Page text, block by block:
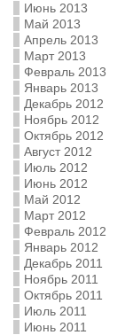
Июнь 2013
Май 2013
Апрель 2013
Март 2013
Февраль 2013
Январь 2013
Декабрь 2012
Ноябрь 2012
Октябрь 2012
Август 2012
Июль 2012
Июнь 2012
Май 2012
Март 2012
Февраль 2012
Январь 2012
Декабрь 2011
Ноябрь 2011
Октябрь 2011
Июль 2011
Июнь 2011